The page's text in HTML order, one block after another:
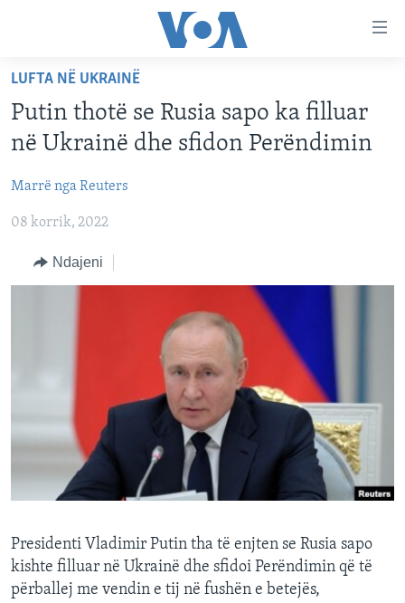
faqen
kryesore
Kalo
tek
faqja
Kalo
kërkimi
FAQJA KRYESORE
KATEGORITË
BALLKANI
EVROPA
BOTA
SHKENCË DHE TEKNOLOGJI
INTERVISTA
FOLLOW US
LUFTA NË UKRAINË
Putin thotë se Rusia sapo ka filluar
në Ukrainë dhe sfidon Perëndimin
Marrë nga Reuters
08 korrik, 2022
Ndajeni
Presidenti Vladimir Putin tha të enjten se Rusia sapo
kishte filluar në Ukrainë dhe sfidoi Perëndimin që të
përballej me vendin e tij në fushën e betejës,